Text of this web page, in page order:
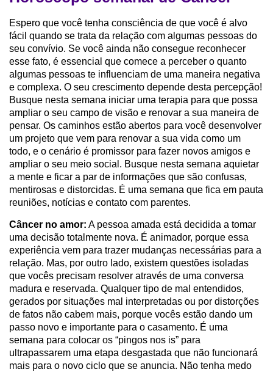
Espero que você tenha consciência de que você é alvo
fácil quando se trata da relação com algumas pessoas do
seu convívio. Se você ainda não consegue reconhecer
esse fato, é essencial que comece a perceber o quanto
algumas pessoas te influenciam de uma maneira negativa
e complexa. O seu crescimento depende desta percepção!
Busque nesta semana iniciar uma terapia para que possa
ampliar o seu campo de visão e renovar a sua maneira de
pensar. Os caminhos estão abertos para você desenvolver
um projeto que vem para renovar a sua vida como um
todo, e o cenário é promissor para fazer novos amigos e
ampliar o seu meio social. Busque nesta semana aquietar
a mente e ficar a par de informações que são confusas,
mentirosas e distorcidas. É uma semana que fica em pauta
reuniões, notícias e contato com parentes.
Câncer no amor: A pessoa amada está decidida a tomar
uma decisão totalmente nova. É animador, porque essa
experiência vem para trazer mudanças necessárias para a
relação. Mas, por outro lado, existem questões isoladas
que vocês precisam resolver através de uma conversa
madura e reservada. Qualquer tipo de mal entendidos,
gerados por situações mal interpretadas ou por distorções
de fatos não cabem mais, porque vocês estão dando um
passo novo e importante para o casamento. É uma
semana para colocar os “pingos nos is” para
ultrapassarem uma etapa desgastada que não funcionará
mais para o novo ciclo que se anuncia. Não tenha medo